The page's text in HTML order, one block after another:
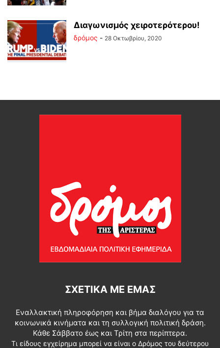
Διαγωνισμός χειροτερότερου!
δρόμος - 28 Οκτωβρίου, 2020
ΣΧΕΤΙΚΆ ΜΕ ΕΜΆΣ
Εναλλακτική πληροφόρηση και βήμα διαλόγου για τα
κοινωνικά κινήματα και τη συλλογική πολιτική δράση.
Κάθε Σάββατο έως και Τρίτη στα περίπτερα.
Τι είδους εγχείρημα μπορεί να είναι ο Δρόμος του δεύτερου